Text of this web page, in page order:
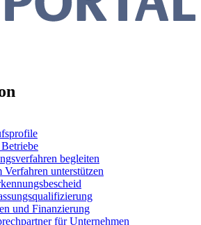
begleiten
Verfahren unterstützen
und Finanzierung
für Unternehmen